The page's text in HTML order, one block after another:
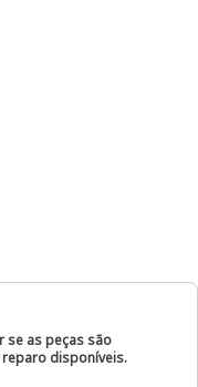
se as peças são
disponíveis.